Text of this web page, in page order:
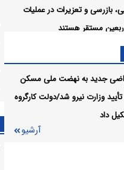
بازرسی و تعزیرات در عملیات
مستقر هستند
شفاف‌سازی «هما» درباره بلیت‌های
ظرفیت نیروهای خدمت‌رسان جدا از
جدید به نهضت ملی مسکن
وزارت نیرو شد/دولت کارگروه
داد
آرشیو